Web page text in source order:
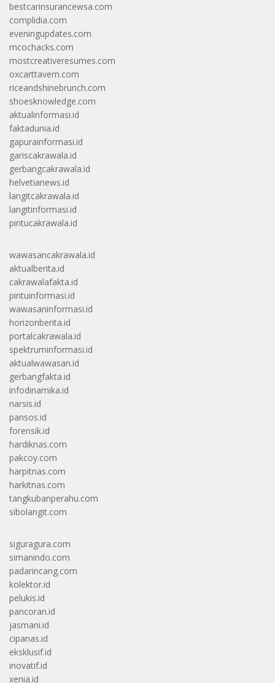
bestcarinsurancewsa.com
complidia.com
eveningupdates.com
mcochacks.com
mostcreativeresumes.com
oxcarttavern.com
riceandshinebrunch.com
shoesknowledge.com
aktualinformasi.id
faktadunia.id
gapurainformasi.id
gariscakrawala.id
gerbangcakrawala.id
helvetianews.id
langitcakrawala.id
langitinformasi.id
pintucakrawala.id
wawasancakrawala.id
aktualberita.id
cakrawalafakta.id
pintuinformasi.id
wawasaninformasi.id
horizonberita.id
portalcakrawala.id
spektruminformasi.id
aktualwawasan.id
gerbangfakta.id
infodinamika.id
narsis.id
pansos.id
forensik.id
hardiknas.com
pakcoy.com
harpitnas.com
harkitnas.com
tangkubanperahu.com
sibolangit.com
siguragura.com
simanindo.com
padarincang.com
kolektor.id
pelukis.id
pancoran.id
jasmani.id
cipanas.id
eksklusif.id
inovatif.id
xenia.id